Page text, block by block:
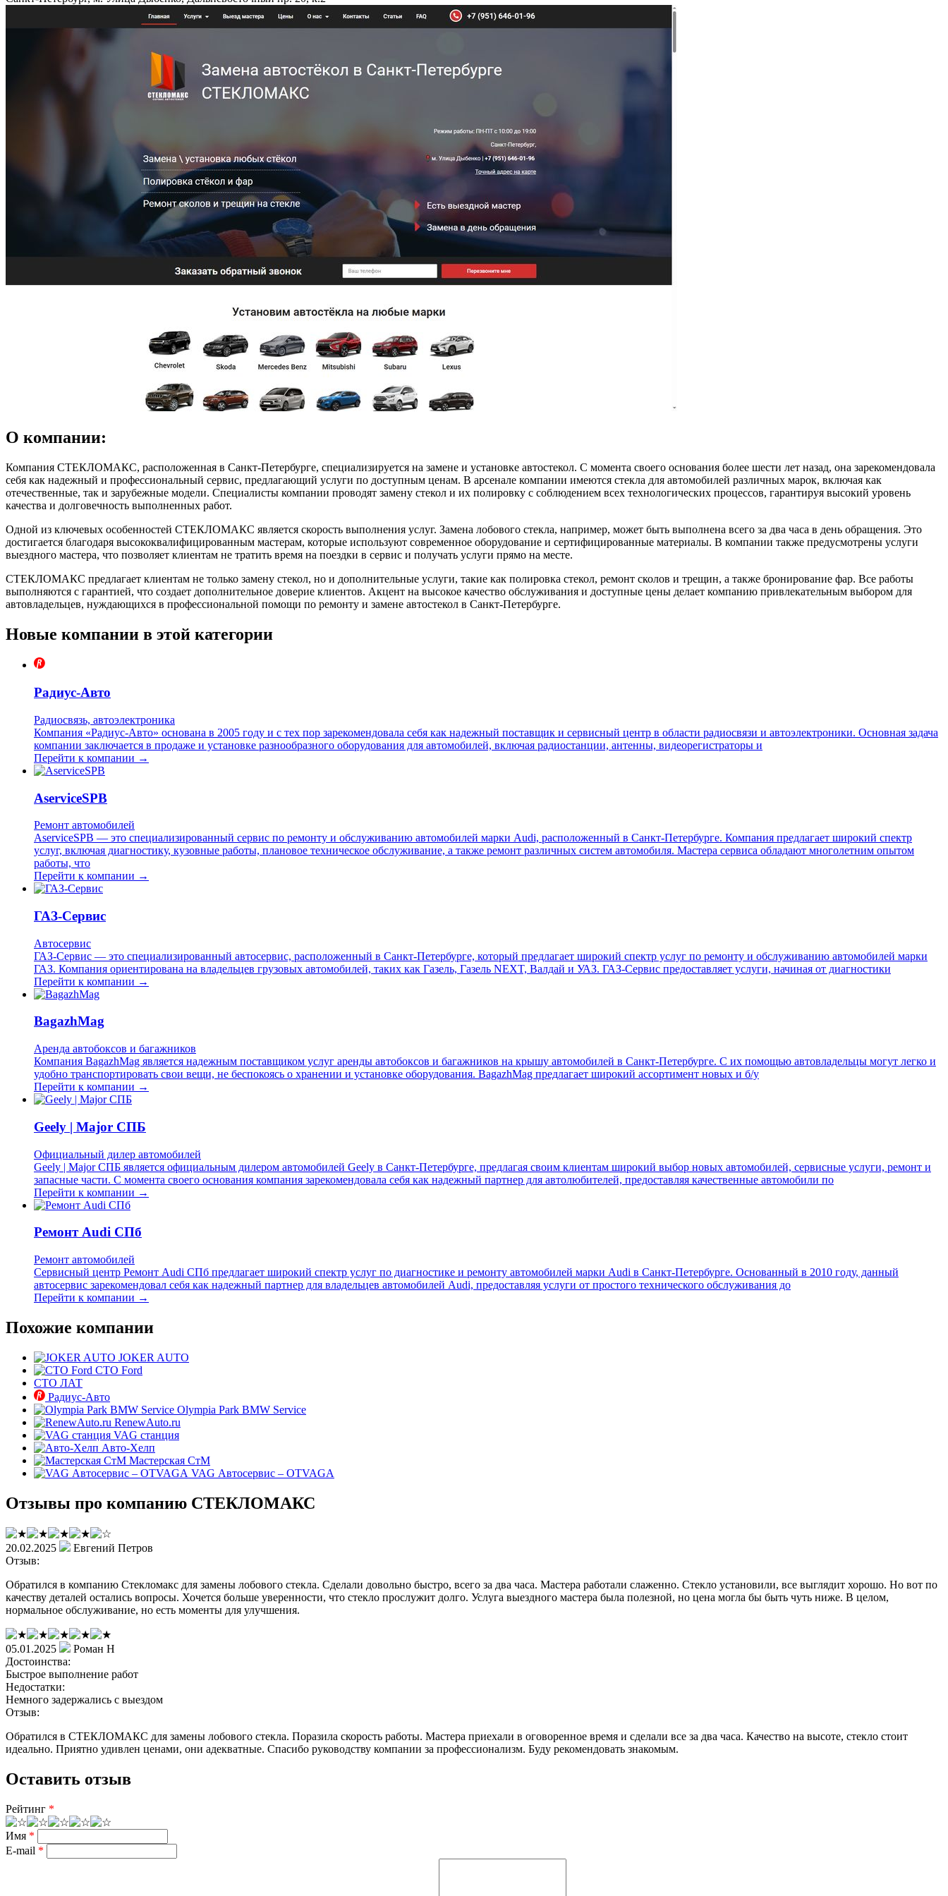
О компании:
Компания СТЕКЛОМАКС, расположенная в Санкт-Петербурге, специализируется на замене и установке автостекол. С момента своего основания более шести лет назад, она зарекомендовала
себя как надежный и профессиональный сервис, предлагающий услуги по доступным ценам. В арсенале компании имеются стекла для автомобилей различных марок, включая как
отечественные, так и зарубежные модели. Специалисты компании проводят замену стекол и их полировку с соблюдением всех технологических процессов, гарантируя высокий уровень
качества и долговечность выполненных работ.
Одной из ключевых особенностей СТЕКЛОМАКС является скорость выполнения услуг. Замена лобового стекла, например, может быть выполнена всего за два часа в день обращения. Это
достигается благодаря высококвалифицированным мастерам, которые используют современное оборудование и сертифицированные материалы. В компании также предусмотрены услуги
выездного мастера, что позволяет клиентам не тратить время на поездки в сервис и получать услуги прямо на месте.
СТЕКЛОМАКС предлагает клиентам не только замену стекол, но и дополнительные услуги, такие как полировка стекол, ремонт сколов и трещин, а также бронирование фар. Все работы
выполняются с гарантией, что создает дополнительное доверие клиентов. Акцент на высокое качество обслуживания и доступные цены делает компанию привлекательным выбором для
автовладельцев, нуждающихся в профессиональной помощи по ремонту и замене автостекол в Санкт-Петербурге.
Новые компании в этой категории
Радиус-Авто
Радиосвязь, автоэлектроника
Компания «Радиус-Авто» основана в 2005 году и с тех пор зарекомендовала себя как надежный поставщик и сервисный центр в области радиосвязи и автоэлектроники. Основная задача
компании заключается в продаже и установке разнообразного оборудования для автомобилей, включая радиостанции, антенны, видеорегистраторы и
Перейти к компании →
AserviceSPB
Ремонт автомобилей
AserviceSPB — это специализированный сервис по ремонту и обслуживанию автомобилей марки Audi, расположенный в Санкт-Петербурге. Компания предлагает широкий спектр
услуг, включая диагностику, кузовные работы, плановое техническое обслуживание, а также ремонт различных систем автомобиля. Мастера сервиса обладают многолетним опытом
работы, что
Перейти к компании →
ГАЗ-Сервис
Автосервис
ГАЗ-Сервис — это специализированный автосервис, расположенный в Санкт-Петербурге, который предлагает широкий спектр услуг по ремонту и обслуживанию автомобилей марки
ГАЗ. Компания ориентирована на владельцев грузовых автомобилей, таких как Газель, Газель NEXT, Валдай и УАЗ. ГАЗ-Сервис предоставляет услуги, начиная от диагностики
Перейти к компании →
BagazhMag
Аренда автобоксов и багажников
Компания BagazhMag является надежным поставщиком услуг аренды автобоксов и багажников на крышу автомобилей в Санкт-Петербурге. С их помощью автовладельцы могут легко и
удобно транспортировать свои вещи, не беспокоясь о хранении и установке оборудования. BagazhMag предлагает широкий ассортимент новых и б/у
Перейти к компании →
Geely | Major СПБ
Официальный дилер автомобилей
Geely | Major СПБ является официальным дилером автомобилей Geely в Санкт-Петербурге, предлагая своим клиентам широкий выбор новых автомобилей, сервисные услуги, ремонт и
запасные части. С момента своего основания компания зарекомендовала себя как надежный партнер для автолюбителей, предоставляя качественные автомобили по
Перейти к компании →
Ремонт Audi СПб
Ремонт автомобилей
Сервисный центр Ремонт Audi СПб предлагает широкий спектр услуг по диагностике и ремонту автомобилей марки Audi в Санкт-Петербурге. Основанный в 2010 году, данный
автосервис зарекомендовал себя как надежный партнер для владельцев автомобилей Audi, предоставляя услуги от простого технического обслуживания до
Перейти к компании →
Похожие компании
JOKER AUTO
СТО Ford
СТО ЛАТ
Радиус-Авто
Olympia Park BMW Service
RenewAuto.ru
VAG станция
Авто-Хелп
Мастерская СтМ
VAG Автосервис – OTVAGA
Отзывы про компанию СТЕКЛОМАКС
20.02.2025
Евгений Петров
Отзыв:
Обратился в компанию Стекломакс для замены лобового стекла. Сделали довольно быстро, всего за два часа. Мастера работали слаженно. Стекло установили, все выглядит хорошо. Но вот по
качеству деталей остались вопросы. Хочется больше уверенности, что стекло прослужит долго. Услуга выездного мастера была полезной, но цена могла бы быть чуть ниже. В целом,
нормальное обслуживание, но есть моменты для улучшения.
05.01.2025
Роман Н
Достоинства:
Быстрое выполнение работ
Недостатки:
Немного задержались с выездом
Отзыв:
Обратился в СТЕКЛОМАКС для замены лобового стекла. Поразила скорость работы. Мастера приехали в оговоренное время и сделали все за два часа. Качество на высоте, стекло стоит
идеально. Приятно удивлен ценами, они адекватные. Спасибо руководству компании за профессионализм. Буду рекомендовать знакомым.
Оставить отзыв
Рейтинг *
Имя *
E-mail *